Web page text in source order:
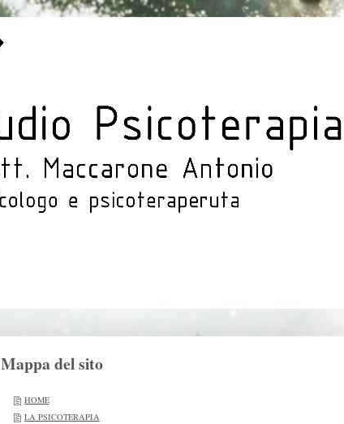
Mappa del sito
HOME
LA PSICOTERAPIA